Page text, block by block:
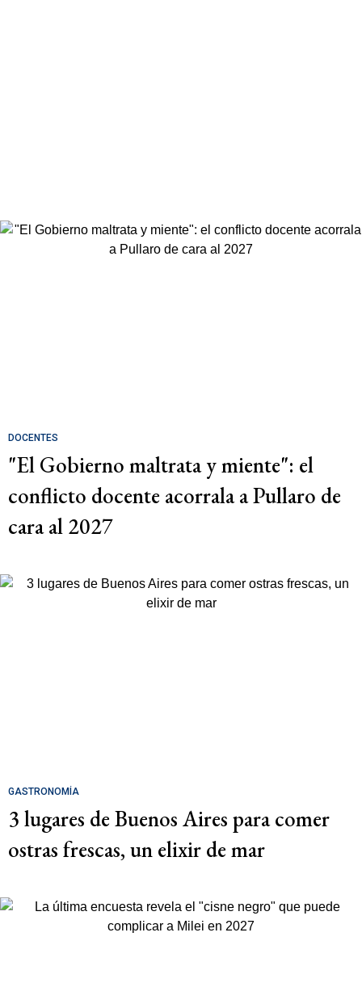
DOCENTES
"El Gobierno maltrata y miente": el
conflicto docente acorrala a Pullaro de
cara al 2027
GASTRONOMÍA
3 lugares de Buenos Aires para comer
ostras frescas, un elixir de mar